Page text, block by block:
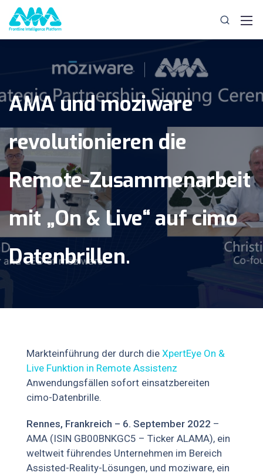
AMA und moziware
revolutionieren die
Remote-Zusammenarbeit
mit „On & Live“ auf cimo
Datenbrillen.
Markteinführung der durch die XpertEye On &
Live Funktion in Remote Assistenz
Anwendungsfällen sofort einsatzbereiten
cimo-Datenbrille.
Rennes, Frankreich – 6. September 2022 –
AMA (ISIN GB00BNKGC5 – Ticker ALAMA), ein
weltweit führendes Unternehmen im Bereich
Assisted-Reality-Lösungen, und moziware, ein